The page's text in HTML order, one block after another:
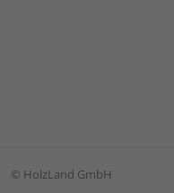
© HolzLand GmbH